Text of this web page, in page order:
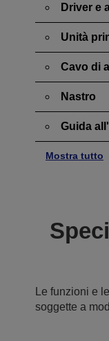
Driver e
Unità
Cavo di
Nastro
Guida
Mostra tutto
Le funzioni e
soggette a